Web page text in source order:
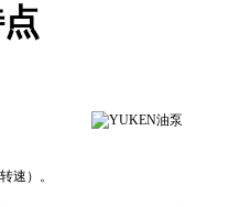
速）。